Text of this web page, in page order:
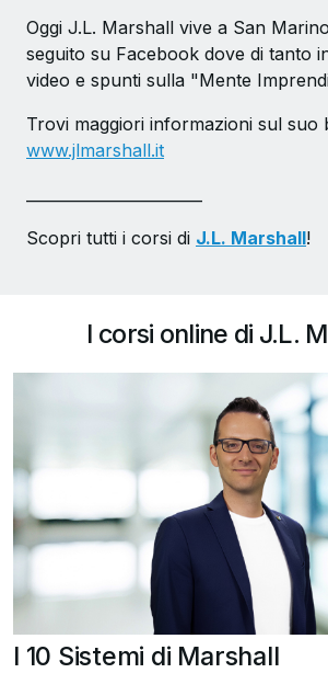
Oggi J.L. Marshall vive a San
seguito su Facebook dove di tanto
video e spunti sulla "Mente
Trovi maggiori informazioni sul suo
www.jlmarshall.it
Scopri tutti i corsi di J.L. Marshall!
I corsi online di J.L.
I 10 Sistemi di Marshall